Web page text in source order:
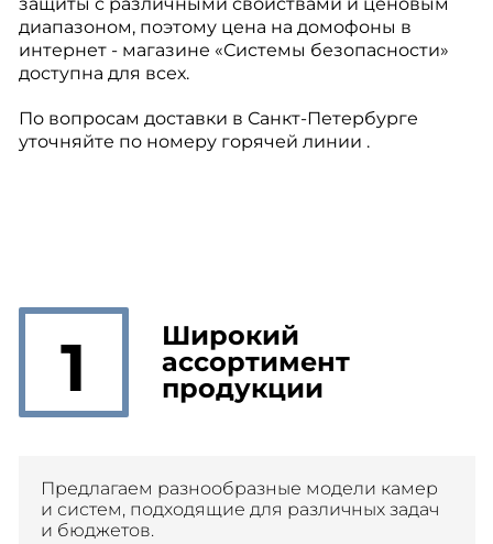
диапазоном, поэтому цена на домофоны в
интернет - магазине «Системы безопасности»
доступна для всех.
По вопросам доставки в Санкт-Петербурге
уточняйте по номеру горячей линии .
1
Широкий
ассортимент
продукции
Предлагаем разнообразные модели камер
и систем, подходящие для различных задач
и бюджетов.